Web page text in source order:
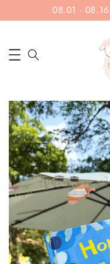
08.01 -